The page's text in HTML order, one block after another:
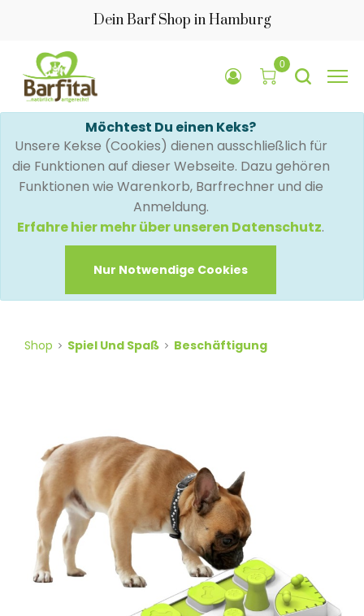
Dein Barf Shop in Hamburg
0
Möchtest Du einen Keks?
Unsere Kekse (Cookies) dienen ausschließlich für
die Funktionen auf dieser Webseite. Dazu gehören
Funktionen wie Warenkorb, Barfrechner und die
Anmeldung.
Erfahre hier mehr über unseren Datenschutz.
Nur Notwendige Cookies
Shop Spiel Und Spaß Beschäftigung